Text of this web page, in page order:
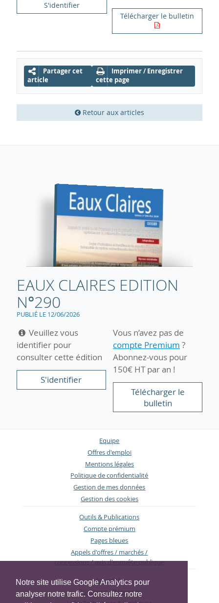
Notre site utilise Google Analytics pour
analyser notre trafic. Consultez notre
S'identifier
Télécharger le bulletin
Partager cet
article
Imprimer / Enregistrer
cette page
Retour aux articles
EAUX CLAIRES EDITION
N°290
PUBLIÉ LE 12/06/2026
Veuillez vous
identifier pour
consulter cette édition
S'identifier
Vous n’avez pas de
compte Premium ?
Abonnez-vous pour
150€ HT par an !
Télécharger le
bulletin
Equipe
Offres d'emploi
Mentions légales
Politique de confidentialité
Gestion de mes données
Gestion des cookies
Outils & Publications
Compte prémium
Pages bleues
Appels d'offres / marchés /
concessions / avis d'enquête publique
Actualités
Questions / Réponses